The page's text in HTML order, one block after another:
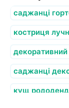
Мирт
Персик
Агрус
Платан
Пієріс
Сітка
Граблі
саджанці
костриця
декоративний
саджанці
кущ